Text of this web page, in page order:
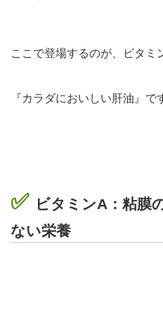
ここで登場するのが、 ビタミ
『カラダにおいしい肝油』で
✅ ビタミンA：粘膜
ない栄養